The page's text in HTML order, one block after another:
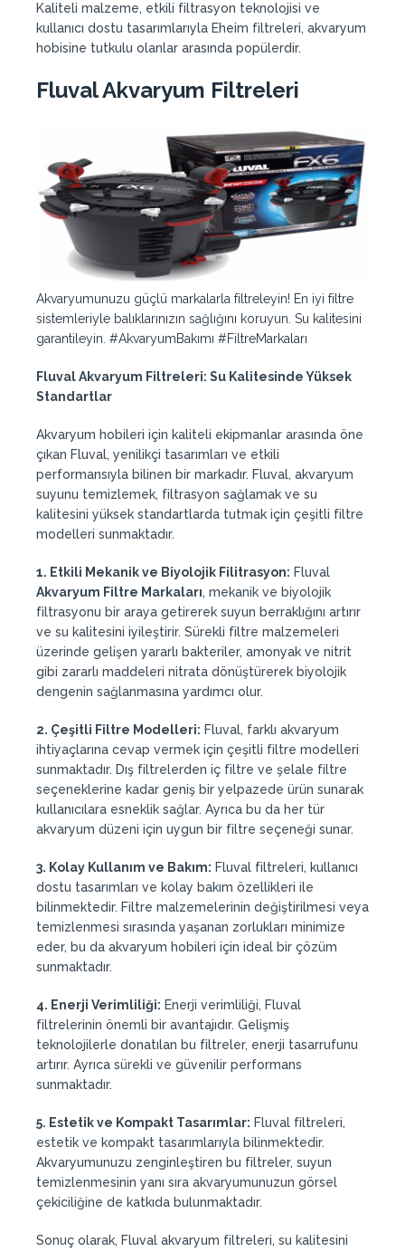
Kaliteli malzeme, etkili filtrasyon teknolojisi ve
kullanıcı dostu tasarımlarıyla Eheim filtreleri, akvaryum
hobisine tutkulu olanlar arasında popülerdir.
Fluval Akvaryum Filtreleri
Akvaryumunuzu güçlü markalarla filtreleyin! En iyi filtre
sistemleriyle balıklarınızın sağlığını koruyun. Su kalitesini
garantileyin. #AkvaryumBakımı #FiltreMarkaları
Fluval Akvaryum Filtreleri: Su Kalitesinde Yüksek
Standartlar
Akvaryum hobileri için kaliteli ekipmanlar arasında öne
çıkan Fluval, yenilikçi tasarımları ve etkili
performansıyla bilinen bir markadır. Fluval, akvaryum
suyunu temizlemek, filtrasyon sağlamak ve su
kalitesini yüksek standartlarda tutmak için çeşitli filtre
modelleri sunmaktadır.
1. Etkili Mekanik ve Biyolojik Filitrasyon: Fluval
Akvaryum Filtre Markaları, mekanik ve biyolojik
filtrasyonu bir araya getirerek suyun berraklığını artırır
ve su kalitesini iyileştirir. Sürekli filtre malzemeleri
üzerinde gelişen yararlı bakteriler, amonyak ve nitrit
gibi zararlı maddeleri nitrata dönüştürerek biyolojik
dengenin sağlanmasına yardımcı olur.
2. Çeşitli Filtre Modelleri: Fluval, farklı akvaryum
ihtiyaçlarına cevap vermek için çeşitli filtre modelleri
sunmaktadır. Dış filtrelerden iç filtre ve şelale filtre
seçeneklerine kadar geniş bir yelpazede ürün sunarak
kullanıcılara esneklik sağlar. Ayrıca bu da her tür
akvaryum düzeni için uygun bir filtre seçeneği sunar.
3. Kolay Kullanım ve Bakım: Fluval filtreleri, kullanıcı
dostu tasarımları ve kolay bakım özellikleri ile
bilinmektedir. Filtre malzemelerinin değiştirilmesi veya
temizlenmesi sırasında yaşanan zorlukları minimize
eder, bu da akvaryum hobileri için ideal bir çözüm
sunmaktadır.
4. Enerji Verimliliği: Enerji verimliliği, Fluval
filtrelerinin önemli bir avantajıdır. Gelişmiş
teknolojilerle donatılan bu filtreler, enerji tasarrufunu
artırır. Ayrıca sürekli ve güvenilir performans
sunmaktadır.
5. Estetik ve Kompakt Tasarımlar: Fluval filtreleri,
estetik ve kompakt tasarımlarıyla bilinmektedir.
Akvaryumunuzu zenginleştiren bu filtreler, suyun
temizlenmesinin yanı sıra akvaryumunuzun görsel
çekiciliğine de katkıda bulunmaktadır.
Sonuç olarak, Fluval akvaryum filtreleri, su kalitesini